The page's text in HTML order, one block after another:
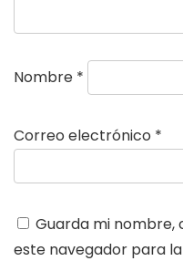
Nombre *
Correo electrónico *
Guarda mi
este navegador para